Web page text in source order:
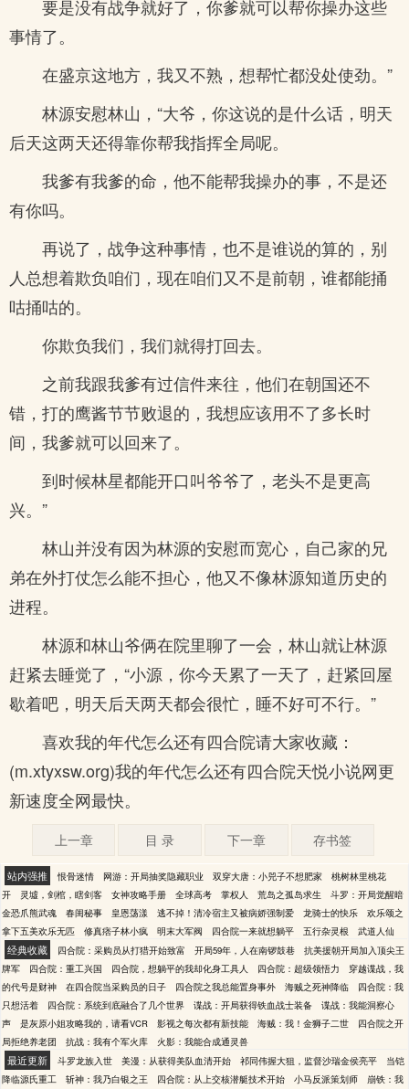
要是没有战争就好了，你爹就可以帮你操办这些
事情了。
在盛京这地方，我又不熟，想帮忙都没处使劲。”
林源安慰林山，“大爷，你这说的是什么话，明天
后天这两天还得靠你帮我指挥全局呢。
我爹有我爹的命，他不能帮我操办的事，不是还
有你吗。
再说了，战争这种事情，也不是谁说的算的，别
人总想着欺负咱们，现在咱们又不是前朝，谁都能捅
咕捅咕的。
你欺负我们，我们就得打回去。
之前我跟我爹有过信件来往，他们在朝国还不
错，打的鹰酱节节败退的，我想应该用不了多长时
间，我爹就可以回来了。
到时候林星都能开口叫爷爷了，老头不是更高
兴。”
林山并没有因为林源的安慰而宽心，自己家的兄
弟在外打仗怎么能不担心，他又不像林源知道历史的
进程。
林源和林山爷俩在院里聊了一会，林山就让林源
赶紧去睡觉了，“小源，你今天累了一天了，赶紧回屋
歇着吧，明天后天两天都会很忙，睡不好可不行。”
喜欢我的年代怎么还有四合院请大家收藏：
(m.xtyxsw.org)我的年代怎么还有四合院天悦小说网更
新速度全网最快。
上一章 目 录 下一章 存书签
站内强推 恨骨迷情 网游：开局抽奖隐藏职业 双穿大唐：小兕子不想肥家
桃树林里桃花
开
灵墟，剑棺，瞎剑客 女神攻略手册 全球高考 掌权人 荒岛之孤岛求生
斗罗：开局觉醒暗
金恐爪熊武魂
春闺秘事 皇恩荡漾 逃不掉！清冷宿主又被病娇强制爱 龙骑士的快乐
欢乐颂之
拿下五美欢乐无匹
修真痞子林小疯 明末大军阀 四合院一来就想躺平 五行杂灵根 武道人仙
经典收藏 四合院：采购员从打猎开始致富 开局59年，人在南锣鼓巷
抗美援朝开局加入顶尖王
牌军
四合院：重工兴国 四合院，想躺平的我却化身工具人 四合院：超级领悟力
穿越谍战，我
的代号是财神
在四合院当采购员的日子 四合院之我总能置身事外 海贼之死神降临
四合院：我
只想活着
四合院：系统到底融合了几个世界 谍战：开局获得铁血战士装备
谍战：我能洞察心
声
是灰原小姐攻略我的，请看VCR 影视之每次都有新技能 海贼：我！金狮子二世
四合院之开
局拒绝养老团
抗战：我有个军火库 火影：我能合成通灵兽
最近更新 斗罗龙族入世 美漫：从获得美队血清开始 祁同伟握大狙，监督沙瑞金侯亮平
当铠
降临源氏重工
斩神：我乃白银之王 四合院：从上交核潜艇技术开始 小马反派策划师 崩铁：我